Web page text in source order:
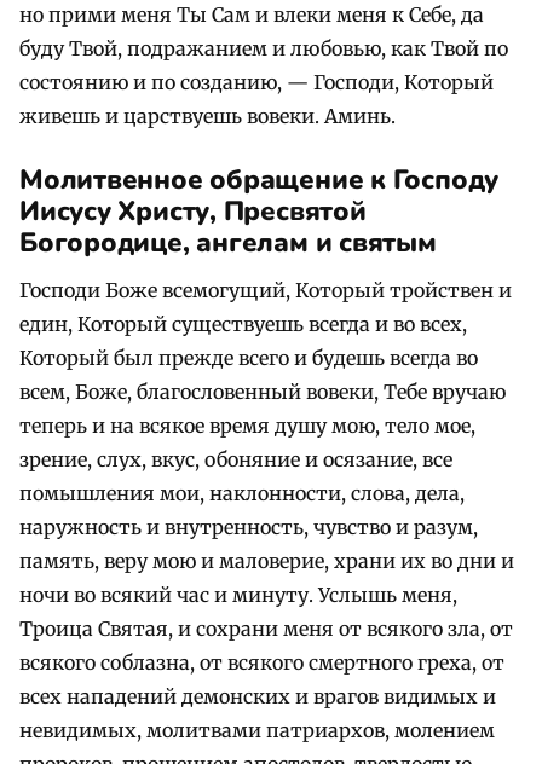
но прими меня Ты Сам и влеки меня к Себе, да
буду Твой, подражанием и любовью, как Твой по
состоянию и по созданию, — Господи, Который
живешь и царствуешь вовеки. Аминь.
Молитвенное обращение к Господу
Иисусу Христу, Пресвятой
Богородице, ангелам и святым
Господи Боже всемогущий, Который тройствен и
един, Который существуешь всегда и во всех,
Который был прежде всего и будешь всегда во
всем, Боже, благословенный вовеки, Тебе вручаю
теперь и на всякое время душу мою, тело мое,
зрение, слух, вкус, обоняние и осязание, все
помышления мои, наклонности, слова, дела,
наружность и внутренность, чувство и разум,
память, веру мою и маловерие, храни их во дни и
ночи во всякий час и минуту. Услышь меня,
Троица Святая, и сохрани меня от всякого зла, от
всякого соблазна, от всякого смертного греха, от
всех нападений демонских и врагов видимых и
невидимых, молитвами патриархов, молением